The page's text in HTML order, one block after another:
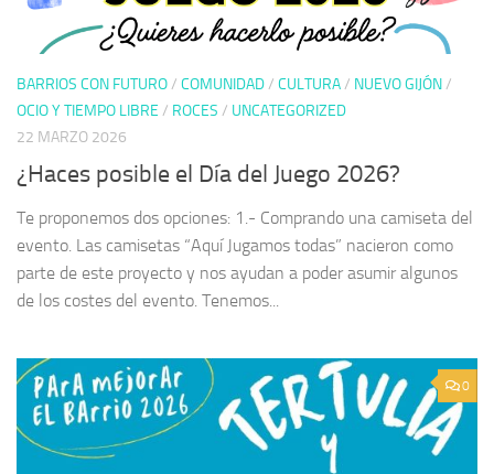
BARRIOS CON FUTURO/ COMUNIDAD/ CULTURA/ NUEVO GIJÓN/
OCIO Y TIEMPO LIBRE / ROCES / UNCATEGORIZED
22 MARZO 2026
¿Haces posible el Día del Juego 2026?
Te proponemos dos opciones: 1.- Comprando una camiseta del
evento. Las camisetas “Aquí Jugamos todas” nacieron como
parte de este proyecto y nos ayudan a poder asumir algunos
de los costes del evento. Tenemos...
0